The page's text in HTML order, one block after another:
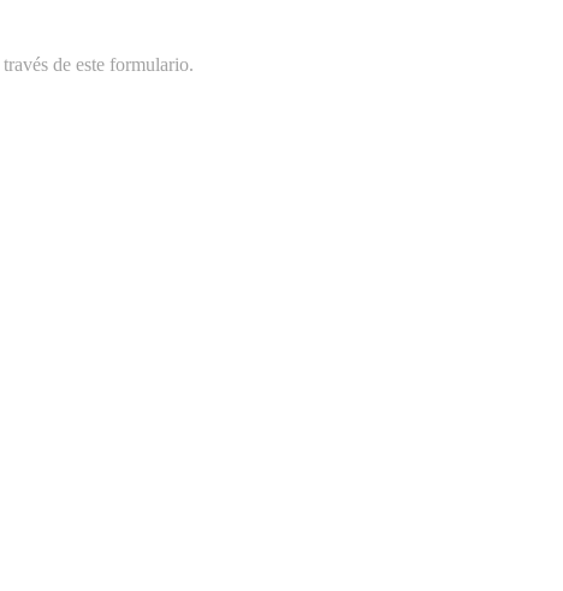
de este formulario.